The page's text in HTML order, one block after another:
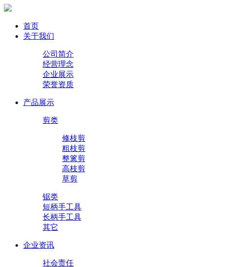
首页
关于我们
公司简介
经营理念
企业展示
荣誉资质
产品展示
剪类
修枝剪
粗枝剪
整篱剪
高枝剪
草剪
锯类
短柄手工具
长柄手工具
其它
企业资讯
社会责任